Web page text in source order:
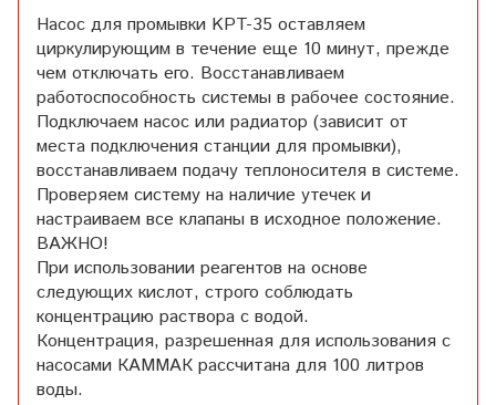
Насос для промывки KPT-35 оставляем
циркулирующим в течение еще 10 минут, прежде
чем отключать его. Восстанавливаем
работоспособность системы в рабочее состояние.
Подключаем насос или радиатор (зависит от
места подключения станции для промывки),
восстанавливаем подачу теплоносителя в системе.
Проверяем систему на наличие утечек и
настраиваем все клапаны в исходное положение.
ВАЖНО!
При использовании реагентов на основе
следующих кислот, строго соблюдать
концентрацию раствора с водой.
Концентрация, разрешенная для использования с
насосами КАММАК рассчитана для 100 литров
воды.